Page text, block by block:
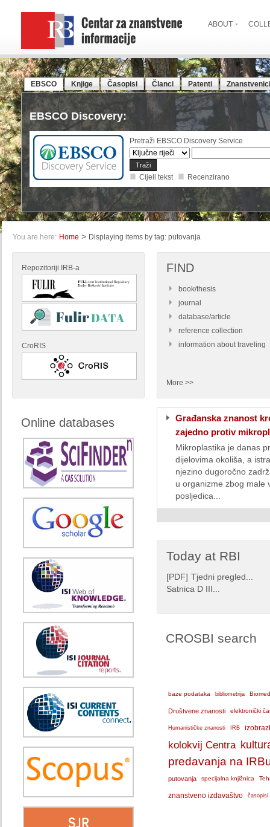
ABOUT
EBSCO Knjige Časopisi Članci Patenti
EBSCO Discovery:
Pretraži EBSCO Discovery Service
Cijeli tekst Recenzirano
You are here: Home > Displaying items by tag: putovanja
Repozitoriji IRB-a
CroRIS
FIND
book/thesis
journal
database/article
reference collection
information about traveling
More >>
Online databases
Građanska znanost
zajedno protiv
Mikroplastika je danas
dijelovima okoliša, a
njezino dugoročno
u organizme zbog male
posljedica...
Today at RBI
[PDF] Tjedni pregled...
Satnica D III...
CROSBI search
baze podataka bibliometrija
Društvene znanosti elektronički
Humanističke znanosti IRB
kolokvij Centra
predavanja na
putovanja specijalna knjižnica
znanstveno izdavaštvo časopisi